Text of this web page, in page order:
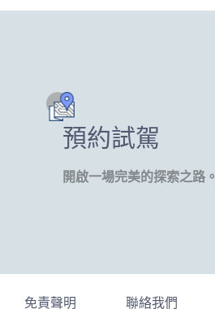
預約試駕
開啟一場完美的探索之路。
免責聲明 聯絡我們